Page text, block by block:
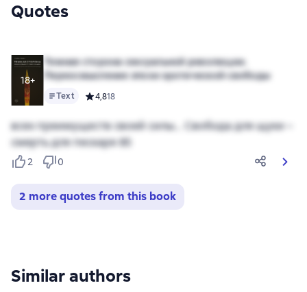
Quotes
18+
Темная сторона сексуальной революции.
Переосмысление эпохи эротической свободы
Text Средний рейтинг 4,8 на основе 18 оценок
4,818
всех преимуществ своей силы… Свобода для щуки –
смерть для пескаря 85
2 0
2 more quotes from this book
Similar authors